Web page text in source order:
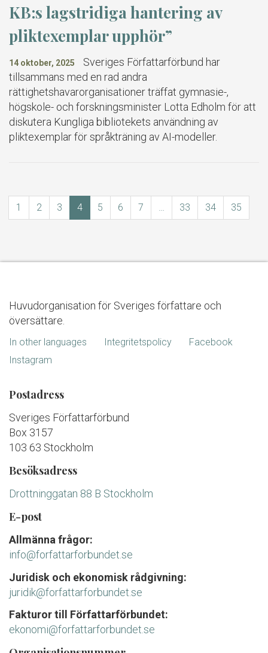
KB:s lagstridiga hantering av
pliktexemplar upphör”
14 oktober, 2025
Sveriges Författarförbund har
tillsammans med en rad andra
rättighetshavarorganisationer träffat gymnasie-,
högskole- och forskningsminister Lotta Edholm för att
diskutera Kungliga bibliotekets användning av
pliktexemplar för språkträning av AI-modeller.
1 2 3 4 5 6 7 … 33 34 35
Huvudorganisation för Sveriges författare och
översättare.
In other languages Integritetspolicy
Facebook
Instagram
Postadress
Sveriges Författarförbund
Box 3157
103 63 Stockholm
Besöksadress
Drottninggatan 88 B Stockholm
E-post
Allmänna frågor:
info@forfattarforbundet.se
Juridisk och ekonomisk rådgivning:
juridik@forfattarforbundet.se
Fakturor till Författarförbundet:
ekonomi@forfattarforbundet.se